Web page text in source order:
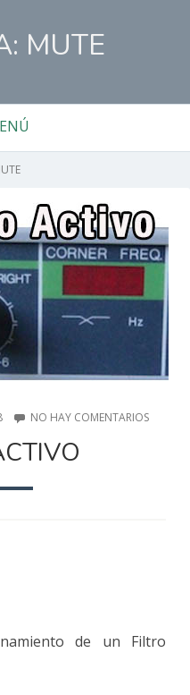
MUTE
NO HAY COMENTARIOSEN
de un Filtro